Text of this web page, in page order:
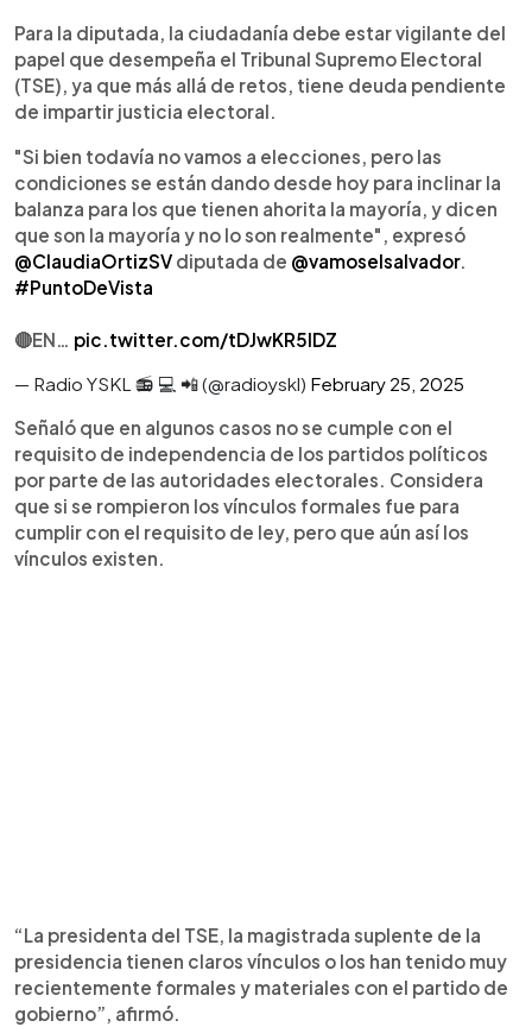
Para la diputada, la ciudadanía debe estar vigilante del
papel que desempeña el Tribunal Supremo Electoral
(TSE), ya que más allá de retos, tiene deuda pendiente
de impartir justicia electoral.
"Si bien todavía no vamos a elecciones, pero las
condiciones se están dando desde hoy para inclinar la
balanza para los que tienen ahorita la mayoría, y dicen
que son la mayoría y no lo son realmente", expresó
@ClaudiaOrtizSV diputada de @vamoselsalvador.
#PuntoDeVista
🔴EN… pic.twitter.com/tDJwKR5lDZ
— Radio YSKL 📻 💻 📲 (@radioyskl) February 25, 2025
Señaló que en algunos casos no se cumple con el
requisito de independencia de los partidos políticos
por parte de las autoridades electorales. Considera
que si se rompieron los vínculos formales fue para
cumplir con el requisito de ley, pero que aún así los
vínculos existen.
“La presidenta del TSE, la magistrada suplente de la
presidencia tienen claros vínculos o los han tenido muy
recientemente formales y materiales con el partido de
gobierno”, afirmó.